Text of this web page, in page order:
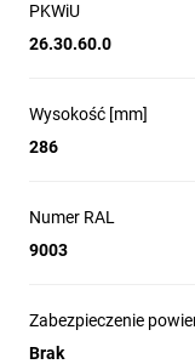
PKWiU
26.30.60.0
Wysokość [mm]
286
Numer RAL
9003
Zabezpieczenie
Brak